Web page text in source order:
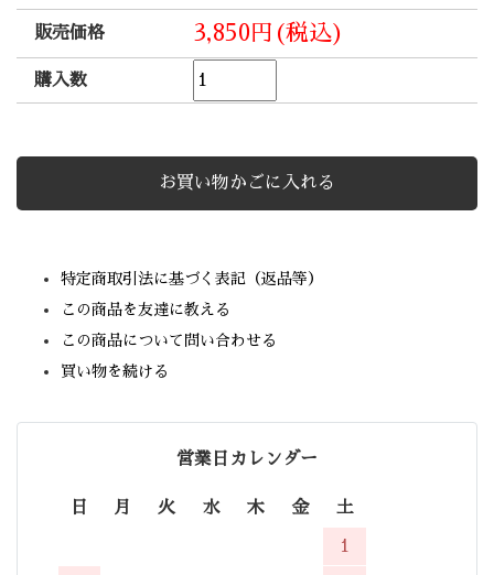
販売価格 3,850円(税込)
購入数
特定商取引法に基づく表記（返品等）
この商品を友達に教える
この商品について問い合わせる
買い物を続ける
営業日カレンダー
日 月 火 水 木 金 土
1